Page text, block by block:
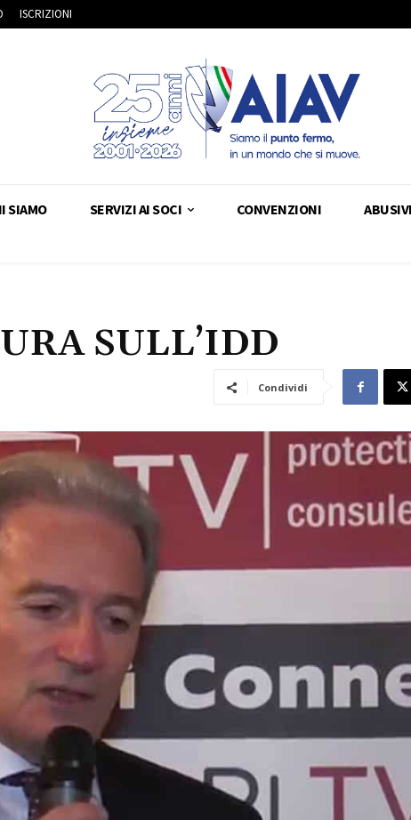
ISCRIZIONI
SIAMO SERVIZI AI SOCI CONVENZIONI
SULL’IDD
Condividi